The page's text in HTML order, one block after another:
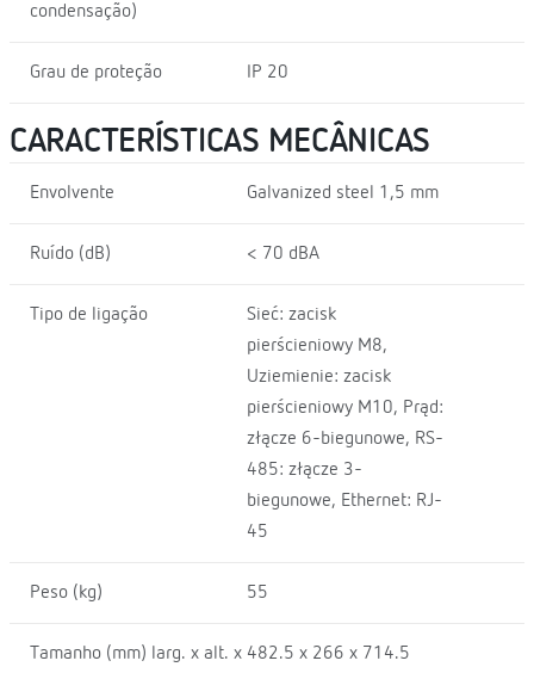
condensação)
Grau de proteção IP 20
CARACTERÍSTICAS MECÂNICAS
Envolvente Galvanized steel 1,5 mm
Ruído (dB) < 70 dBA
Tipo de ligação
Sieć: zacisk
pierścieniowy M8,
Uziemienie: zacisk
pierścieniowy M10, Prąd:
złącze 6-biegunowe, RS-
485: złącze 3-
biegunowe, Ethernet: RJ-
45
Peso (kg) 55
Tamanho (mm) larg. x alt. x 482.5 x 266 x 714.5